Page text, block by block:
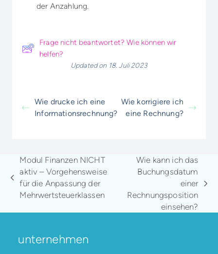
der Anzahlung.
Frage nicht beantwortet? Wie können wir
helfen?
Updated on 18. Juli 2023
Wie drucke ich eine
Informationsrechnung?
Wie korrigiere ich
eine Rechnung?
vorheriger
Beitrag:
Modul Finanzen NICHT
aktiv – Vorgehensweise
für die Anpassung der
Mehrwertsteuerklassen
Beitrag:
Wie kann ich das
Buchungsdatum
einer
Rechnungsposition
einsehen?
unternehmen